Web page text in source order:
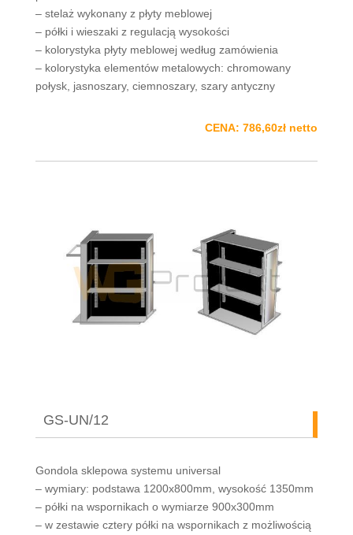
– stelaż wykonany z płyty meblowej
– półki i wieszaki z regulacją wysokości
– kolorystyka płyty meblowej według zamówienia
– kolorystyka elementów metalowych: chromowany
połysk, jasnoszary, ciemnoszary, szary antyczny
CENA: 786,60zł netto
GS-UN/12
Gondola sklepowa systemu universal
– wymiary: podstawa 1200x800mm, wysokość 1350mm
– półki na wspornikach o wymiarze 900x300mm
– w zestawie cztery półki na wspornikach z możliwością